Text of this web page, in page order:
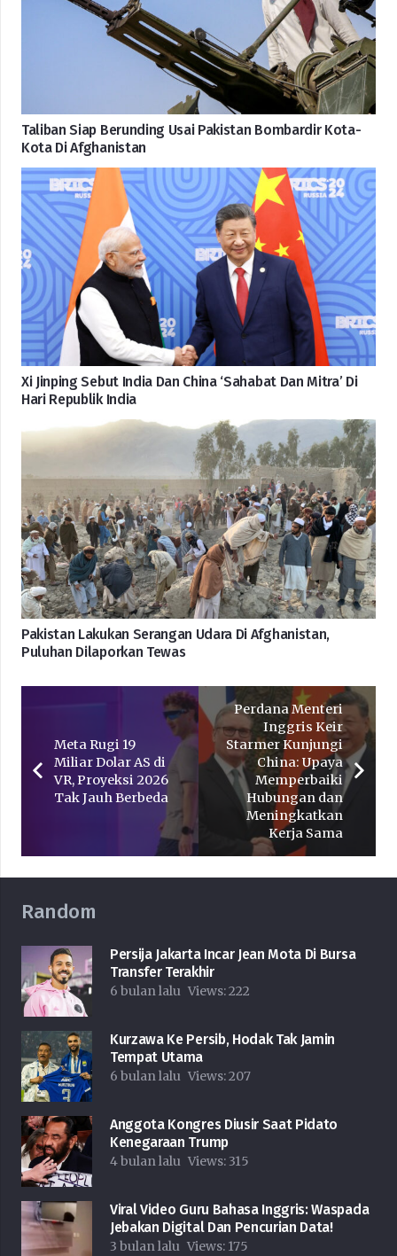
Taliban Siap Berunding Usai Pakistan Bombardir Kota-
Kota Di Afghanistan
Xi Jinping Sebut India Dan China ‘Sahabat Dan Mitra’ Di
Hari Republik India
Pakistan Lakukan Serangan Udara Di Afghanistan,
Puluhan Dilaporkan Tewas
Meta Rugi 19
Miliar Dolar AS di
VR, Proyeksi 2026
Tak Jauh Berbeda
Perdana Menteri
Inggris Keir
Starmer Kunjungi
China: Upaya
Memperbaiki
Hubungan dan
Meningkatkan
Kerja Sama
Random
Persija Jakarta Incar Jean Mota Di Bursa
Transfer Terakhir
6 bulan lalu Views:222
Kurzawa Ke Persib, Hodak Tak Jamin
Tempat Utama
6 bulan lalu Views:207
Anggota Kongres Diusir Saat Pidato
Kenegaraan Trump
4 bulan lalu Views: 315
Viral Video Guru Bahasa Inggris: Waspada
Jebakan Digital Dan Pencurian Data!
3 bulan lalu Views: 175